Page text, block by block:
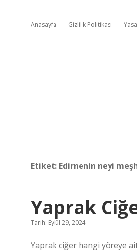
Anasayfa Gizlilik Politikası
Etiket: Edirnenin neyi
Yaprak
Tarih: Eylül 29, 2024
Yaprak ciğer hangi yöreye